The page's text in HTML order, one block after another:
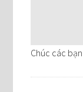
Chúc các